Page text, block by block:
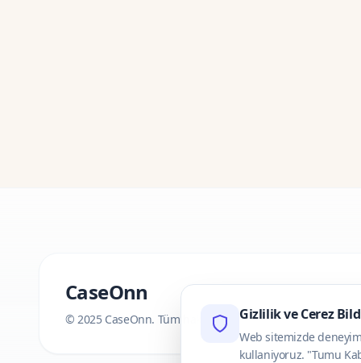
CaseOnn
© 2025 CaseOnn. Tüm hakları saklıdır.Gizlilik ve Cerez
Web sitemizde
kullaniyoruz. "Tumu